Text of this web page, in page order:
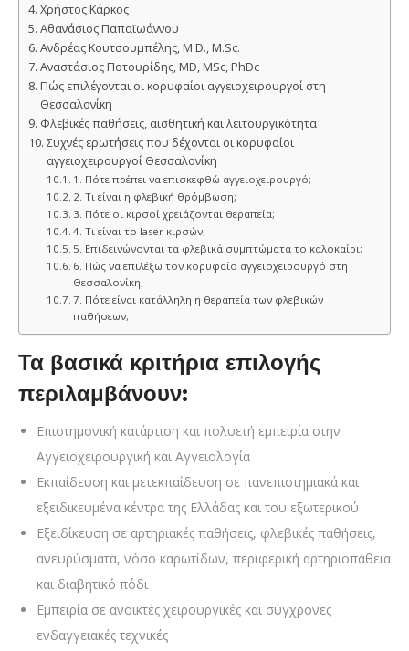
Χρήστος Κάρκος
Αθανάσιος Παπαϊωάννου
Ανδρέας Κουτσουμπέλης, M.D., M.Sc.
Αναστάσιος Ποτουρίδης, MD, MSc, PhDc
Πώς επιλέγονται οι κορυφαίοι αγγειοχειρουργοί στη
Θεσσαλονίκη
Φλεβικές παθήσεις, αισθητική και λειτουργικότητα
Συχνές ερωτήσεις που δέχονται οι κορυφαίοι
αγγειοχειρουργοί Θεσσαλονίκη
1. Πότε πρέπει να επισκεφθώ αγγειοχειρουργό;
2. Τι είναι η φλεβική θρόμβωση;
3. Πότε οι κιρσοί χρειάζονται θεραπεία;
4. Τι είναι το laser κιρσών;
5. Επιδεινώνονται τα φλεβικά συμπτώματα το καλοκαίρι;
6. Πώς να επιλέξω τον κορυφαίο αγγειοχειρουργό στη
Θεσσαλονίκη;
7. Πότε είναι κατάλληλη η θεραπεία των φλεβικών
παθήσεων;
Τα βασικά κριτήρια επιλογής
περιλαμβάνουν:
Επιστημονική κατάρτιση και πολυετή εμπειρία στην
Αγγειοχειρουργική και Αγγειολογία
Εκπαίδευση και μετεκπαίδευση σε πανεπιστημιακά και
εξειδικευμένα κέντρα της Ελλάδας και του εξωτερικού
Εξειδίκευση σε αρτηριακές παθήσεις, φλεβικές παθήσεις,
ανευρύσματα, νόσο καρωτίδων, περιφερική αρτηριοπάθεια
και διαβητικό πόδι
Εμπειρία σε ανοικτές χειρουργικές και σύγχρονες
ενδαγγειακές τεχνικές